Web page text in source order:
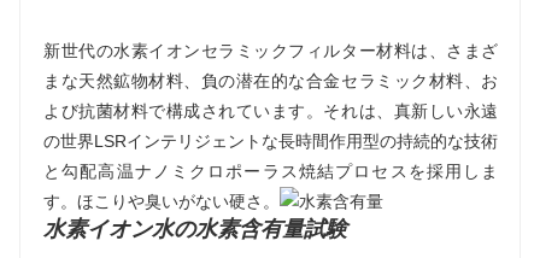
新世代の水素イオンセラミックフィルター材料は、さまざ
まな天然鉱物材料、負の潜在的な合金セラミック材料、お
よび抗菌材料で構成されています。それは、真新しい永遠
の世界LSRインテリジェントな長時間作用型の持続的な技術
と勾配高温ナノミクロポーラス焼結プロセスを採用しま
す。ほこりや臭いがない硬さ。
水素イオン水の水素含有量試験